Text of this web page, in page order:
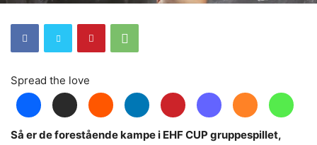
Spread the love
Så er de forestående kampe i EHF CUP gruppespillet,